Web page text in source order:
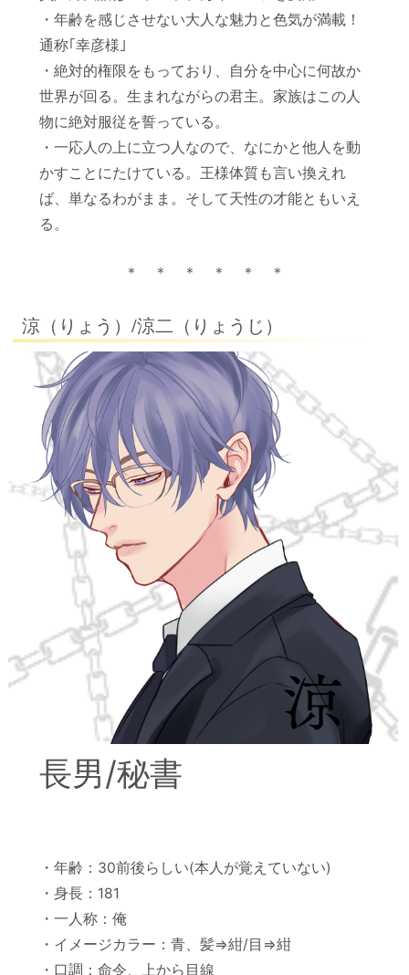
・年齢を感じさせない大人な魅力と色気が満載！
通称｢幸彦様｣
・絶対的権限をもっており、自分を中心に何故か
世界が回る。生まれながらの君主。家族はこの人
物に絶対服従を誓っている。
・一応人の上に立つ人なので、なにかと他人を動
かすことにたけている。王様体質も言い換えれ
ば、単なるわがまま。そして天性の才能ともいえ
る。
＊ ＊ ＊ ＊ ＊ ＊
涼（りょう）/涼二（りょうじ）
長男/秘書
・年齢：30前後らしい(本人が覚えていない)
・身長：181
・一人称：俺
・イメージカラー：青、髪⇒紺/目⇒紺
・口調：命令、上から目線